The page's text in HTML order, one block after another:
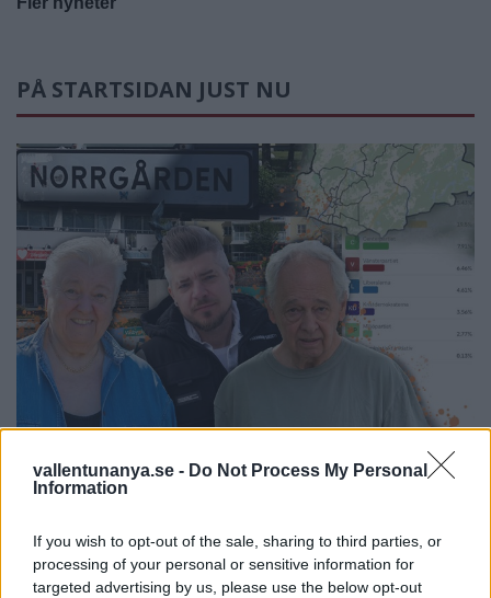
vallentunanya.se - Do Not Process My Personal
Information
If you wish to opt-out of the sale, sharing to third parties, or
processing of your personal or sensitive information for
targeted advertising by us, please use the below opt-out
PÅ STARTSIDAN JUST NU
Här är en röd fläcki en
blå kommun